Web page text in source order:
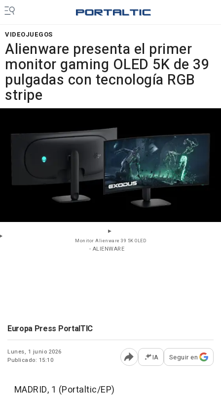
VIDEOJUEGOS
Alienware presenta el primer
monitor gaming OLED 5K de 39
pulgadas con tecnología RGB
stripe
Monitor Alienware 39 5K OLED
- ALIENWARE
Europa Press PortalTIC
Lunes, 1 junio 2026
Publicado: 15:10
Abrir opciones para
IA Seguir en
MADRID, 1 (Portaltic/EP)